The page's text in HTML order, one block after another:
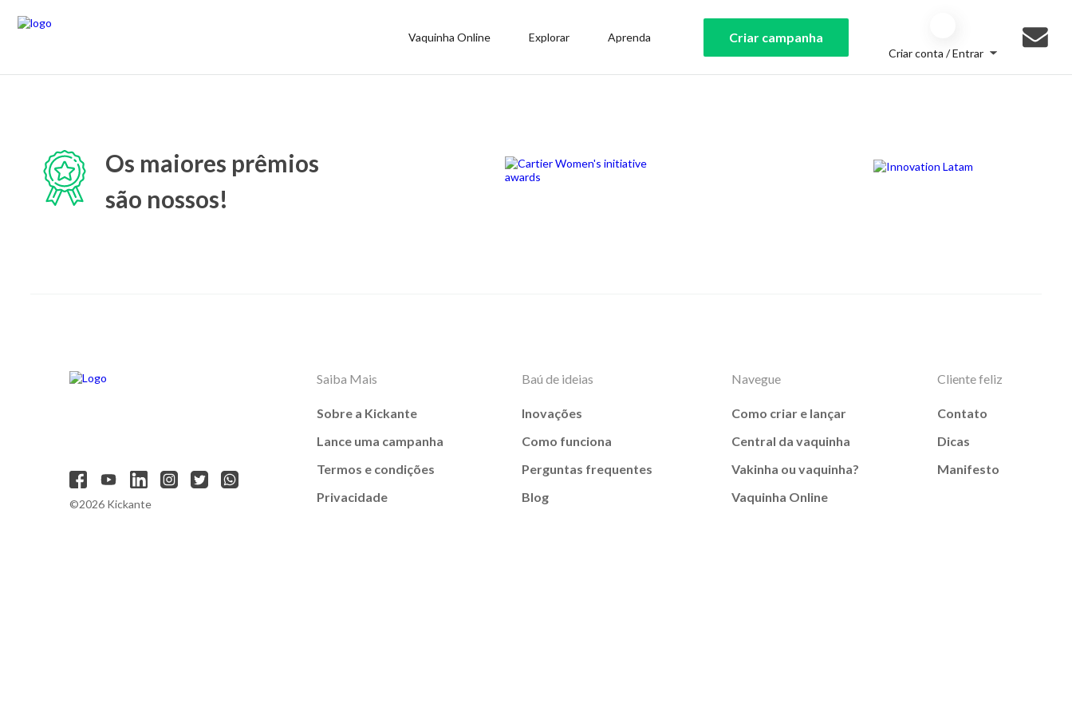
Vaquinha Online Explorar Aprenda Criar campanha
Criar conta / Entrar
Os maiores prêmios
são nossos!
©2026 Kickante
Saiba Mais
Sobre a Kickante
Lance uma campanha
Termos e condições
Privacidade
Baú de ideias
Inovações
Como funciona
Perguntas frequentes
Blog
Navegue
Como criar e lançar
Central da vaquinha
Vakinha ou vaquinha?
Vaquinha Online
Cliente feliz
Contato
Dicas
Manifesto